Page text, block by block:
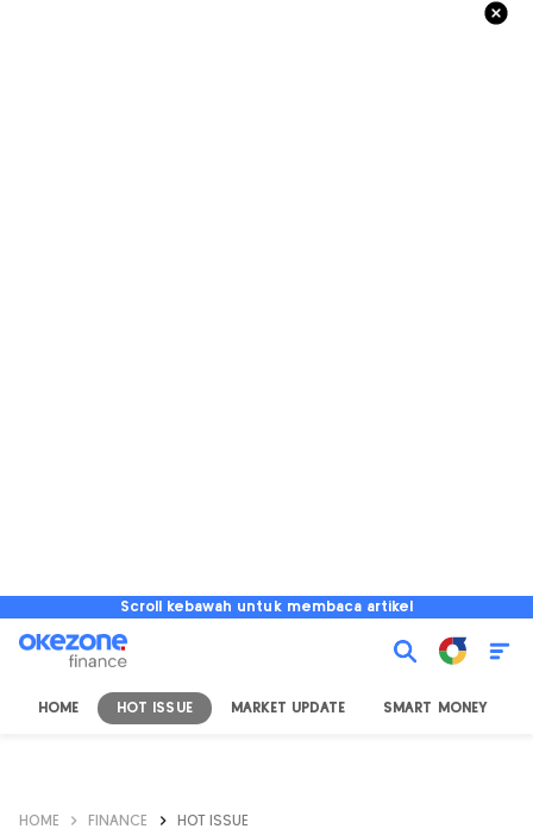
Scroll kebawah untuk membaca artikel
HOME HOT ISSUE MARKET UPDATE SMART MONEY
HOME FINANCE HOT ISSUE